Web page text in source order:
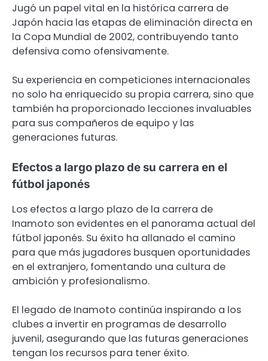
Jugó un papel vital en la histórica carrera de
Japón hacia las etapas de eliminación directa en
la Copa Mundial de 2002, contribuyendo tanto
defensiva como ofensivamente.
Su experiencia en competiciones internacionales
no solo ha enriquecido su propia carrera, sino que
también ha proporcionado lecciones invaluables
para sus compañeros de equipo y las
generaciones futuras.
Efectos a largo plazo de su carrera en el
fútbol japonés
Los efectos a largo plazo de la carrera de
Inamoto son evidentes en el panorama actual del
fútbol japonés. Su éxito ha allanado el camino
para que más jugadores busquen oportunidades
en el extranjero, fomentando una cultura de
ambición y profesionalismo.
El legado de Inamoto continúa inspirando a los
clubes a invertir en programas de desarrollo
juvenil, asegurando que las futuras generaciones
tengan los recursos para tener éxito.